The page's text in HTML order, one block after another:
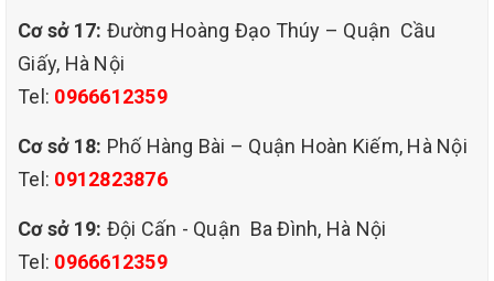
thể thiếu cùng với bộ ghế sofa tô điểm cho
không gian nội thất gia đình bạn thêm
sang trọng. Thảm tấm phòng khách kích
thước thường là các tấm 2x3m, 3x4m,
3x5m, dày khoảng 8mm cho đến 1,5cm. Sợi
thảm được làm từ chất liệu sợi tổng hợp,
sợi bông hay lông cừu, thảm có xuất xứ đa
Cơ sở 17: Đường Hoàng Đạo Thúy – Quận Cầu
Giấy, Hà Nội
Tel: 0966612359
Cơ sở 18: Phố Hàng Bài – Quận Hoàn Kiếm, Hà Nội
Tel: 0912823876
Cơ sở 19: Đội Cấn - Quận Ba Đình, Hà Nội
Tel: 0966612359